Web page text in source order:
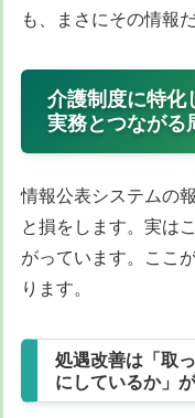
も、まさにその情報
介護制度に特化
実務とつながる
情報公表システムの
と損をします。実は
がっています。ここ
ります。
処遇改善は「取
にしているか」